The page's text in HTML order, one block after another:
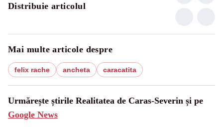
Distribuie articolul
Mai multe articole despre
felix rache ancheta caracatita
Urmărește știrile Realitatea de Caras-Severin și pe
Google News